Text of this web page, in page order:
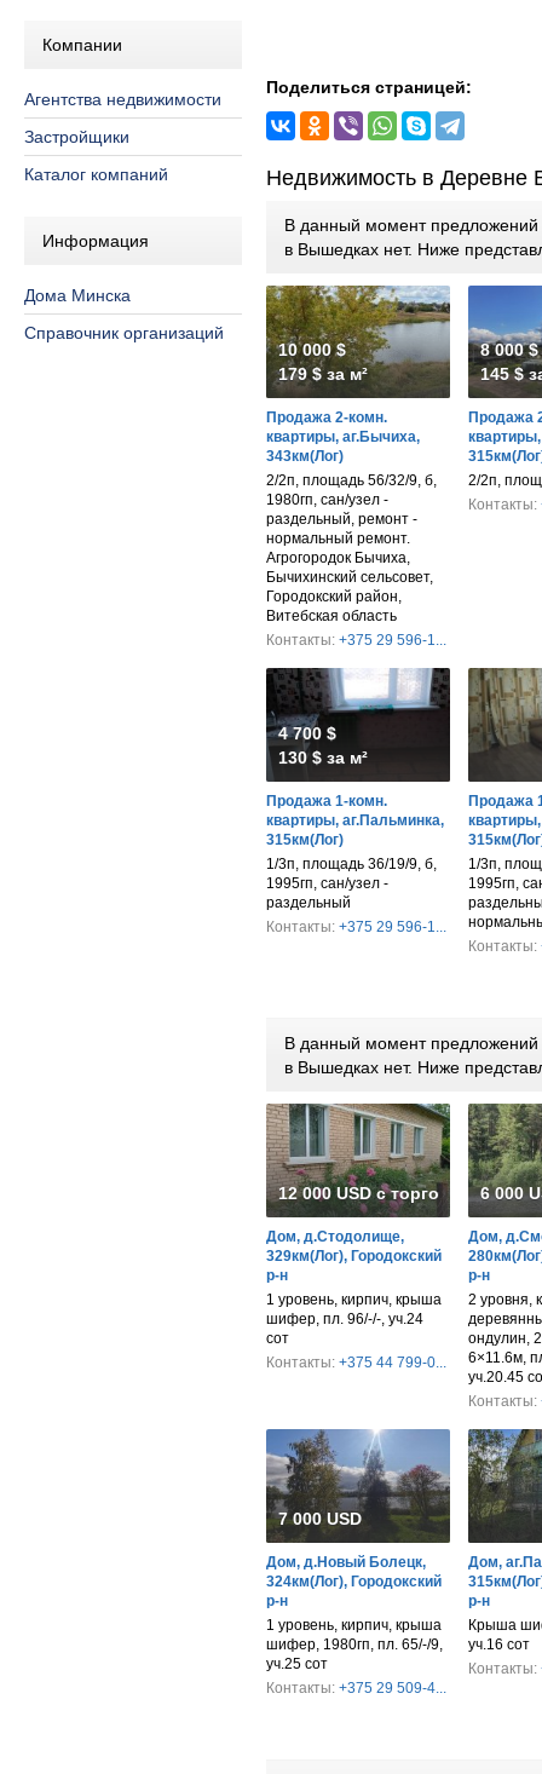
Компании
Агентства недвижимости
Застройщики
Каталог компаний
Информация
Дома Минска
Справочник организаций
Поделиться страницей:
Недвижимость в Деревне
В данный момент предложений
в Вышедках нет. Ниже
10 000 $
179 $ за м²
Продажа 2-комн.
квартиры, аг.Бычиха,
343км(Лог)
2/2п, площадь 56/32/9, б,
1980гп, сан/узел -
раздельный, ремонт -
нормальный ремонт.
Агрогородок Бычиха,
Бычихинский сельсовет,
Городокский район,
Витебская область
Контакты: +375 29 596-1...
8 000 $
145 $
Продажа
2/2п,
Контакты:
4 700 $
130 $ за м²
Продажа 1-комн.
квартиры, аг.Пальминка,
315км(Лог)
1/3п, площадь 36/19/9, б,
1995гп, сан/узел -
раздельный
Контакты: +375 29 596-1...
Продажа
1/3п,
1995гп,
Контакты:
В данный момент предложений
в Вышедках нет. Ниже
12 000 USD с торгом
Дом, д.Стодолище,
329км(Лог), Городокский
р-н
1 уровень, кирпич, крыша
шифер, пл. 96/-/-, уч.24
сот
Контакты: +375 44 799-0...
6 000
Дом,
р-н
2 уровня,
ондулин,
6×11.6м,
уч.20.45
Контакты:
7 000 USD
Дом, д.Новый Болецк,
324км(Лог), Городокский
р-н
1 уровень, кирпич, крыша
шифер, 1980гп, пл. 65/-/9,
уч.25 сот
Контакты: +375 29 509-4...
Дом,
р-н
Крыша
уч.16 сот
Контакты: